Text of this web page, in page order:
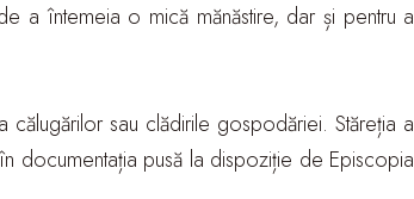
a întemeia o mică mănăstire, dar și pentru a
călugărilor sau clădirile gospodăriei. Stăreția a
documentația pusă la dispoziție de Episcopia